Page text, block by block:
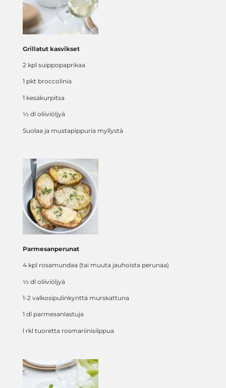
Grillatut kasvikset
2 kpl suippopaprikaa
1 pkt broccolinia
1 kesäkurpitsa
½ dl oliiviöljyä
Suolaa ja mustapippuria myllystä
Parmesanperunat
4 kpl rosamundaa (tai muuta jauhoista perunaa)
½ dl oliiviöljyä
1-2 valkosipulinkynttä murskattuna
1 dl parmesanlastuja
l rkl tuoretta rosmariinisilppua